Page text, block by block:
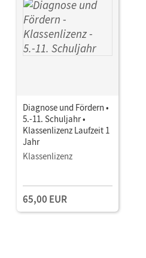
Diagnose und Fördern •
5.-11. Schuljahr •
Klassenlizenz Laufzeit 1
Jahr
Klassenlizenz
65,00 EUR